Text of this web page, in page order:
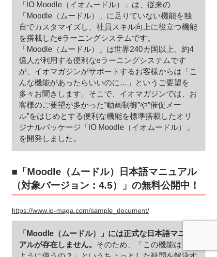
「IO Moodle（イオムードル）」は、従来の
「Moodle（ムードル）」に足りていない機能を独
自でカスタマイズし、社員スキル向上に役立つ機能
を搭載したeラーニングシステムです。
「Moodle（ムードル）」は世界240カ国以上、約4
億人が利用する便利なeラーニングシステムです
が、イオマガジンがサポートするお客様からは「こ
んな機能があったらいいのに…」というご要望を
多々お聞きします。そこで、イオマガジンでは、お
客様のご要望が多かった”動画制御”や”催促メー
ル”をはじめとする便利な機能を標準搭載したオリ
ジナルパッケージ「IO Moodle（イオムードル）」
を開発しました。
■「Moodle（ムードル）日本語マニュアル
（対象バージョン：4.5）」の無料公開中！
https://www.io-maga.com/sample_document/
「Moodle（ムードル）」には正式な日本語マニュ
アルが存在しません。 そのため、「この機能はどの